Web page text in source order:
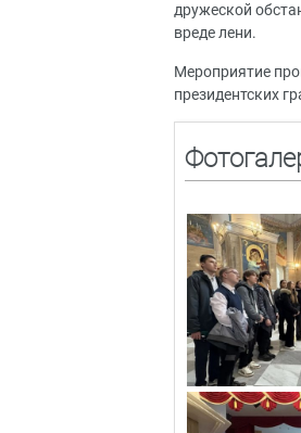
дружеской
вреде лени.
Мероприятие
президентских